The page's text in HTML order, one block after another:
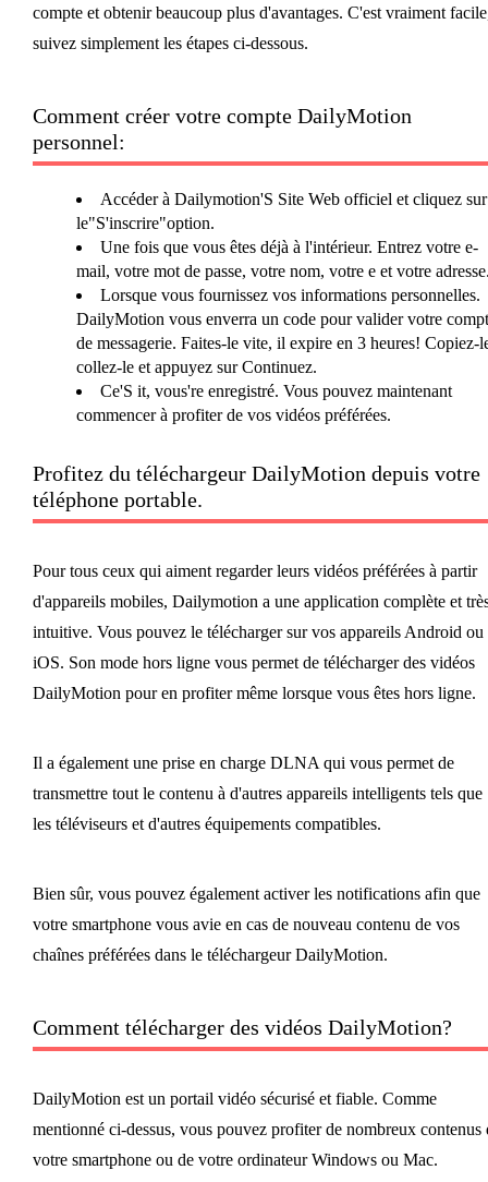
compte et obtenir beaucoup plus d'avantages. C'est vraiment
suivez simplement les étapes ci-dessous.
Comment créer votre compte DailyMotion
personnel:
Accéder à Dailymotion'S Site Web officiel et cliquez sur
le"S'inscrire"option.
Une fois que vous êtes déjà à l'intérieur. Entrez votre e-
mail, votre mot de passe, votre nom, votre e et votre
Lorsque vous fournissez vos informations personnelles.
DailyMotion vous enverra un code pour valider votre
de messagerie. Faites-le vite, il expire en 3 heures! Copiez-
collez-le et appuyez sur Continuez.
Ce'S it, vous're enregistré. Vous pouvez maintenant
commencer à profiter de vos vidéos préférées.
Profitez du téléchargeur DailyMotion depuis votre
téléphone portable.
Pour tous ceux qui aiment regarder leurs vidéos préférées à partir
d'appareils mobiles, Dailymotion a une application complète et
intuitive. Vous pouvez le télécharger sur vos appareils Android ou
iOS. Son mode hors ligne vous permet de télécharger des vidéos
DailyMotion pour en profiter même lorsque vous êtes hors ligne.
Il a également une prise en charge DLNA qui vous permet de
transmettre tout le contenu à d'autres appareils intelligents tels que
les téléviseurs et d'autres équipements compatibles.
Bien sûr, vous pouvez également activer les notifications afin que
votre smartphone vous avie en cas de nouveau contenu de vos
chaînes préférées dans le téléchargeur DailyMotion.
Comment télécharger des vidéos DailyMotion?
DailyMotion est un portail vidéo sécurisé et fiable. Comme
mentionné ci-dessus, vous pouvez profiter de nombreux contenus
votre smartphone ou de votre ordinateur Windows ou Mac.